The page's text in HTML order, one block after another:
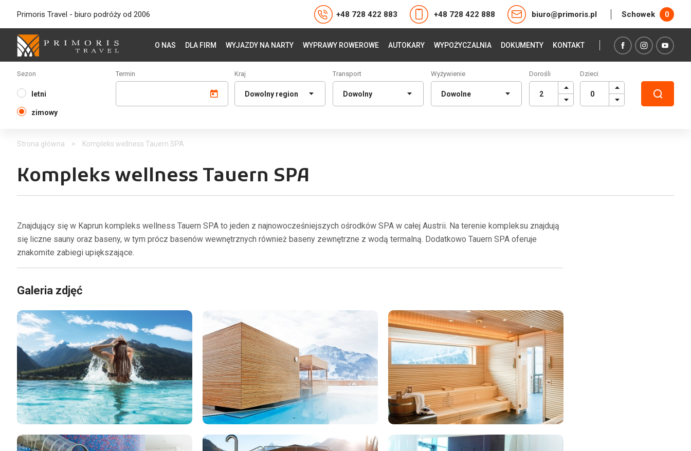
Primoris Travel - biuro podróży od 2006 +48 728 422 883 +48 728 422 888 biuro@primoris.pl Schowek 0
O NAS DLA FIRM WYJAZDY NA NARTY WYPRAWY ROWEROWE AUTOKARY WYPOŻYCZALNIA DOKUMENTY KONTAKT
Sezon
letni
zimowy
Termin Kraj Transport Wyżywienie Dorośli Dzieci
Strona główna > Kompleks wellness Tauern SPA
Kompleks wellness Tauern SPA
Znajdujący się w Kaprun kompleks wellness Tauern SPA to jeden z najnowocześniejszych ośrodków SPA w całej Austrii. Na terenie kompleksu znajdują
się liczne sauny oraz baseny, w tym prócz basenów wewnętrznych również baseny zewnętrzne z wodą termalną. Dodatkowo Tauern SPA oferuje
znakomite zabiegi upiększające.
Galeria zdjęć